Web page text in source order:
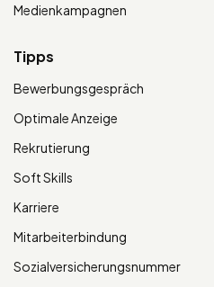
Medienkampagnen
Tipps
Bewerbungsgespräch
Optimale Anzeige
Rekrutierung
Soft Skills
Karriere
Mitarbeiterbindung
Sozialversicherungsnummer